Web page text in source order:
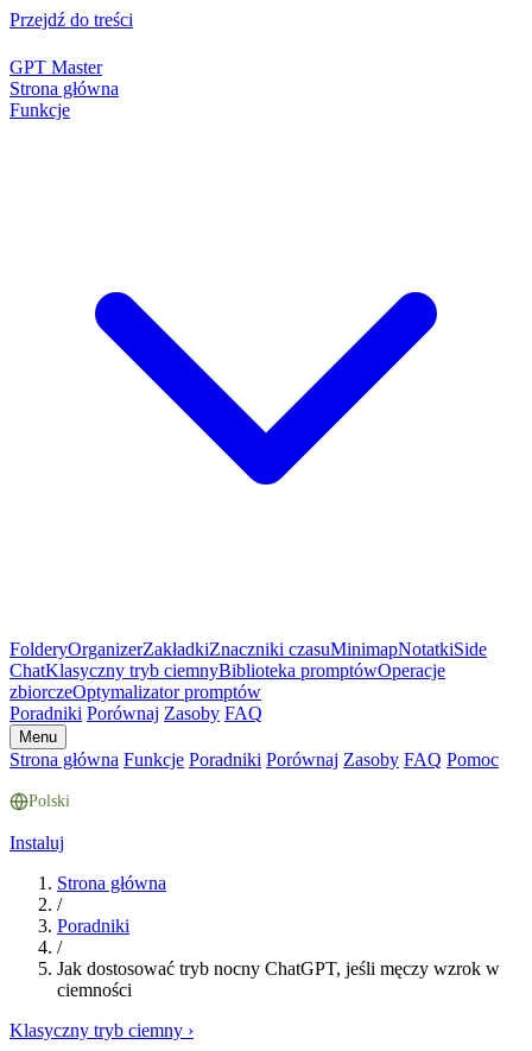
Przejdź do treści
GPT Master
Strona główna
Funkcje
FolderyOrganizerZakładkiZnaczniki czasuMinimapNotatkiSide
ChatKlasyczny tryb ciemnyBiblioteka promptówOperacje
zbiorczeOptymalizator promptów
Poradniki Porównaj Zasoby FAQ
Menu
Strona główna Funkcje Poradniki Porównaj Zasoby FAQ Pomoc
Polski
Instaluj
Strona główna
/
Poradniki
/
Jak dostosować tryb nocny ChatGPT, jeśli męczy wzrok w
ciemności
Klasyczny tryb ciemny ›